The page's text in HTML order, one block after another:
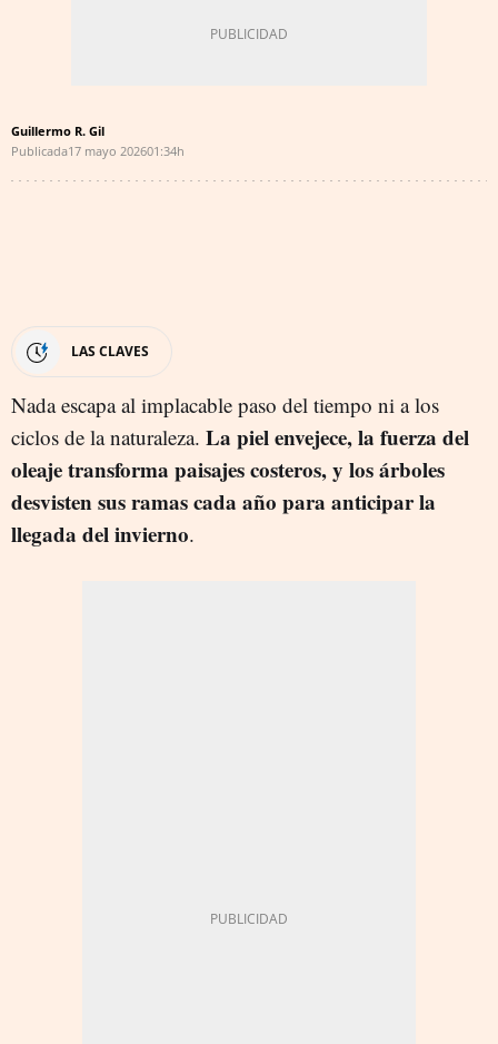
Guillermo R. Gil
Publicada17 mayo 202601:34h
LAS CLAVES
Nada escapa al implacable paso del tiempo ni a los
ciclos de la naturaleza. La piel envejece,la fuerza del
oleaje transforma paisajescosteros,y los árboles
desvistensus ramascada año para anticipar la
llegada del invierno.